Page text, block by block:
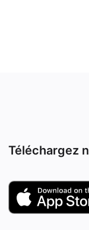
Téléchargez